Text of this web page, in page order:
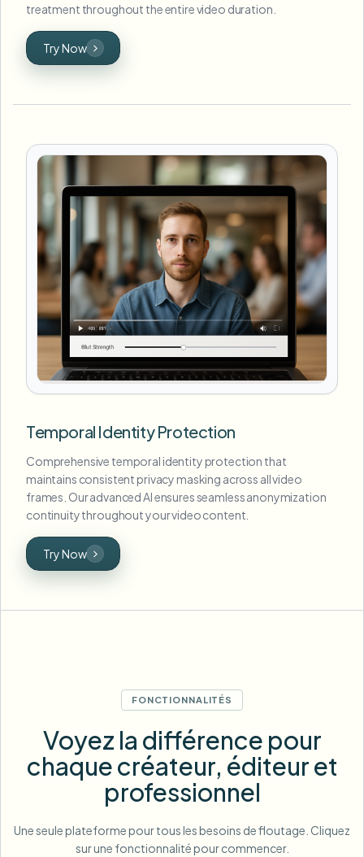
treatment throughout the entire video duration.
Try Now
Temporal Identity Protection
Comprehensive temporal identity protection that
maintains consistent privacy masking across all video
frames. Our advanced AI ensures seamless anonymization
continuity throughout your video content.
Try Now
FONCTIONNALITÉS
Voyez la différence pour
chaque créateur, éditeur et
professionnel
Une seule plateforme pour tous les besoins de floutage. Cliquez
sur une fonctionnalité pour commencer.